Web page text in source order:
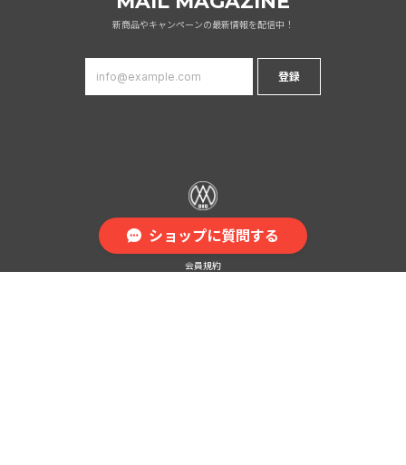
新商品やキャンペーンの最新情報を配信中！
登録
プライバシーポリシー
会員規約
ショップに質問する